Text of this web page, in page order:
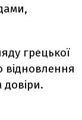
грецької
відновлення
довіри.